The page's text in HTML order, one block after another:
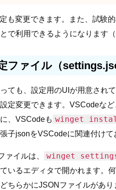
も変更できます。また、試験
で利用できるようになります
ファイル（
ても、設定用のUIが用意され
定変更できます。VSCodeな
、VSCodeも winget
子jsonをVSCodeに関連付けて
ァイルは、 winget
いるエディタで開かれます。
ちらかにJSONファイルがあ